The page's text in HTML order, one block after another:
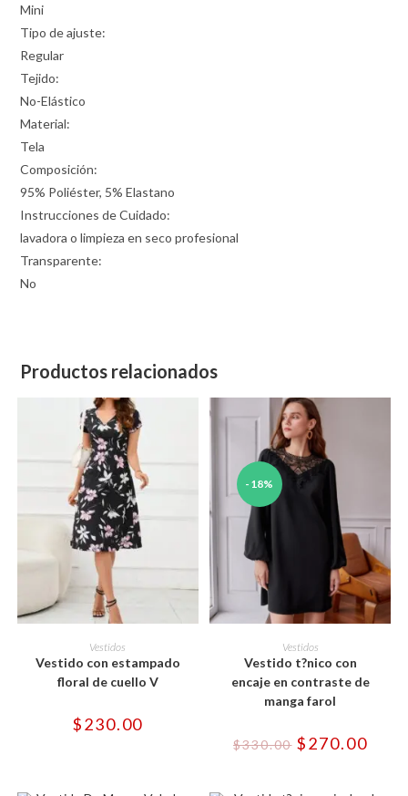
Mini
Tipo de ajuste:
Regular
Tejido:
No-Elástico
Material:
Tela
Composición:
95% Poliéster, 5% Elastano
Instrucciones de Cuidado:
lavadora o limpieza en seco profesional
Transparente:
No
Productos relacionados
SELECCIONAR OPCIONES
producto
tiene
múltiples
variantes.
se
pueden
Vestidos
Vestido con estampado
floral de cuello V
$230.00
-18%
SELECCIONAR OPCIONES
producto
tiene
múltiples
variantes.
Las
opciones
elegir
Vestidos
Vestido t?nico con
encaje en contraste de
manga farol
$330.00 El
precio
$330.00.
$270.00El